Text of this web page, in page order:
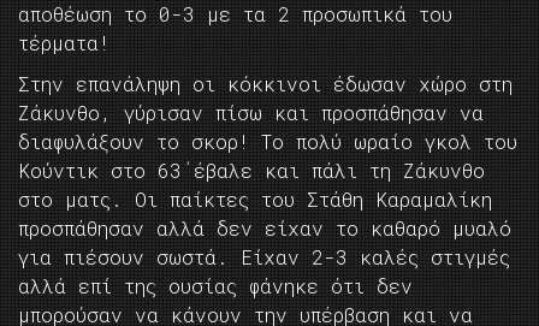
αποθέωση το 0-3 με τα 2 προσωπικά του
τέρματα!
Στην επανάληψη οι κόκκινοι έδωσαν χώρο στη
Ζάκυνθο, γύρισαν πίσω και προσπάθησαν να
διαφυλάξουν το σκορ! Το πολύ ωραίο γκολ του
Κούντικ στο 63΄έβαλε και πάλι τη Ζάκυνθο
στο ματς. Οι παίκτες του Στάθη Καραμαλίκη
προσπάθησαν αλλά δεν είχαν το καθαρό μυαλό
για πιέσουν σωστά. Είχαν 2-3 καλές στιγμές
αλλά επί της ουσίας φάνηκε ότι δεν
μπορούσαν να κάνουν την υπέρβαση και να